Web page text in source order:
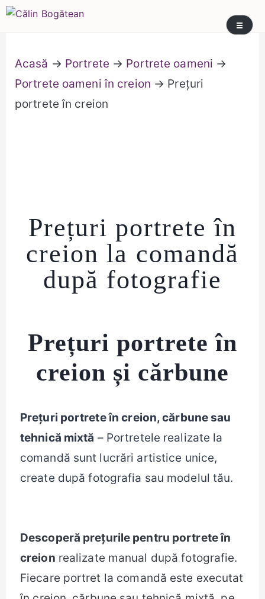
Skip
Călin Bogătean
Picturi originale, icoane contemporane pe lemn
și sticlă, portrete și restaurare artă – Călin
Bogătean
Acasă → Portrete → Portrete oameni →
Portrete oameni în creion → Prețuri
portrete în creion
Prețuri portrete în
creion la comandă
după fotografie
Prețuri portrete în
creion și cărbune
Prețuri portrete în creion, cărbune sau
tehnică mixtă – Portretele realizate la
comandă sunt lucrări artistice unice,
create după fotografia sau modelul tău.
Descoperă prețurile pentru portrete în
creion realizate manual după fotografie.
Fiecare portret la comandă este executat